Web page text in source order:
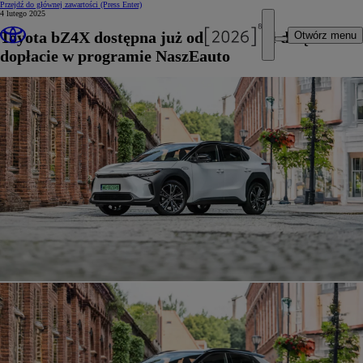
Przejdź do głównej zawartości (Press Enter)
Otwórz menu
4 lutego 2025
Toyota bZ4X dostępna już od 128 900 zł dzięki
dopłacie w programie NaszEauto